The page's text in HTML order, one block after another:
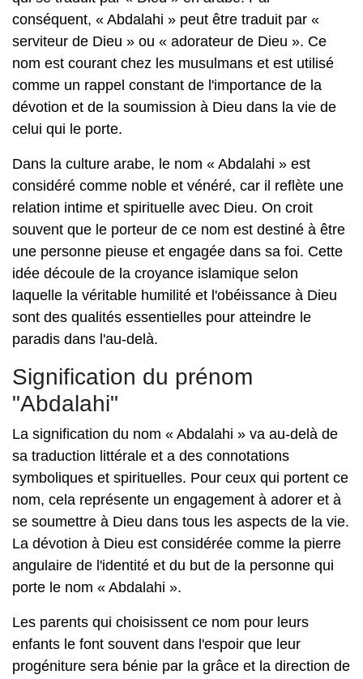
conséquent, « Abdalahi » peut être traduit par «
serviteur de Dieu » ou « adorateur de Dieu ». Ce
nom est courant chez les musulmans et est utilisé
comme un rappel constant de l'importance de la
dévotion et de la soumission à Dieu dans la vie de
celui qui le porte.
Dans la culture arabe, le nom « Abdalahi » est
considéré comme noble et vénéré, car il reflète une
relation intime et spirituelle avec Dieu. On croit
souvent que le porteur de ce nom est destiné à être
une personne pieuse et engagée dans sa foi. Cette
idée découle de la croyance islamique selon
laquelle la véritable humilité et l'obéissance à Dieu
sont des qualités essentielles pour atteindre le
paradis dans l'au-delà.
Signification du prénom
"Abdalahi"
La signification du nom « Abdalahi » va au-delà de
sa traduction littérale et a des connotations
symboliques et spirituelles. Pour ceux qui portent ce
nom, cela représente un engagement à adorer et à
se soumettre à Dieu dans tous les aspects de la vie.
La dévotion à Dieu est considérée comme la pierre
angulaire de l'identité et du but de la personne qui
porte le nom « Abdalahi ».
Les parents qui choisissent ce nom pour leurs
enfants le font souvent dans l'espoir que leur
progéniture sera bénie par la grâce et la direction de